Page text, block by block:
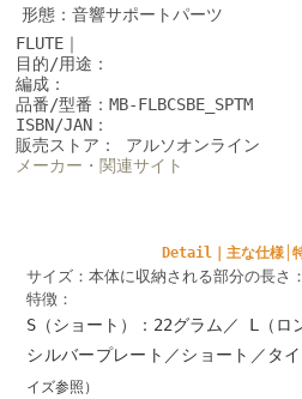
形態：音響サポートパーツ
FLUTE｜
目的/用途：
編成：
品番/型番：MB-FLBCSBE_SPTM
ISBN/JAN：
販売ストア： アルソオンライン
メーカー・関連サイト
Detail｜主な仕様│
サイズ：本体に収納される部分の長
特徴：
S（ショート）：22グラム／ L（ロ
シルバープレート／ショート／タイ
イズ参照）